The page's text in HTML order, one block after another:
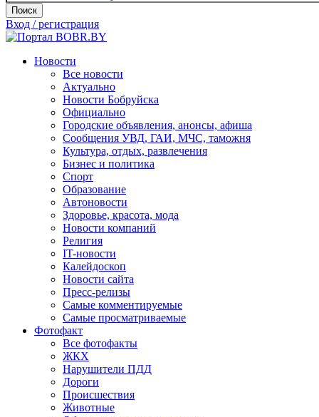
Поиск
Вход / регистрация
Новости
Все новости
Актуально
Новости Бобруйска
Официально
Городские объявления, анонсы, афиша
Сообщения УВД, ГАИ, МЧС, таможня
Культура, отдых, развлечения
Бизнес и политика
Спорт
Образование
Автоновости
Здоровье, красота, мода
Новости компаний
Религия
IT-новости
Калейдоскоп
Новости сайта
Пресс-релизы
Самые комментируемые
Самые просматриваемые
Фотофакт
Все фотофакты
ЖКХ
Нарушители ПДД
Дороги
Происшествия
Животные